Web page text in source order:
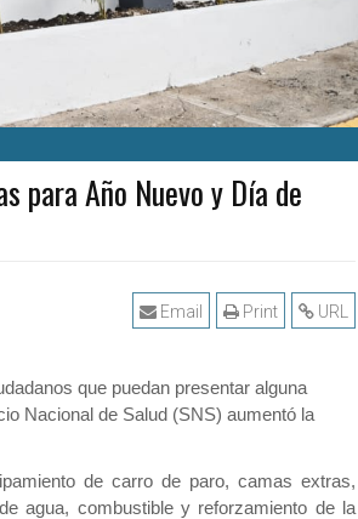
para Año Nuevo y Día de
URL
Print
Email
que puedan presentar alguna
Nacional de Salud (SNS) aumentó la
de carro de paro, camas extras,
agua, combustible y reforzamiento de la